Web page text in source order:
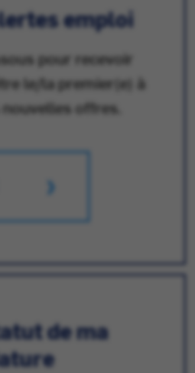
emploi
pour recevoir
le/la premier(e) à
offres.
de ma